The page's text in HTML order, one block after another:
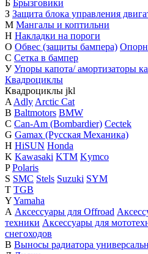
Б Брызговики
З Защита блока управления
М Мангалы и коптильни
Н Накладки на пороги
О Обвес (защиты бампера)
С Сетка в бампер
У Упоры капота/ амортизаторы
Квадроциклы
Квадроциклы jkl
A Adly Arctic Cat
B Baltmotors BMW
C Can-Am (Bombardier) Cectek
G Gamax (Русская Механика)
H HiSUN Honda
K Kawasaki KTM Kymco
P Polaris
S SMC Stels Suzuki SYM
T TGB
YYamaha
А Аксессуары для Offroad
техники Аксессуары для
снегоходов
В Выносы радиатора